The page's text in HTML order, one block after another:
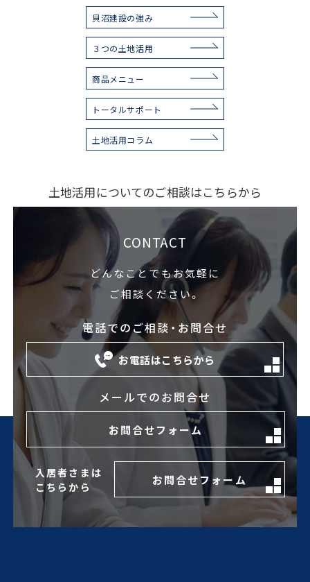
貝沼建設の強み
３つの土地活用
商品メニュー
トータルサポート
土地活用コラム
土地活用についてのご相談はこちらから
CONTACT
どんなことでもお気軽に
ご相談ください。
電話でのご相談・お問合せ
お電話はこちらから
メールでのお問合せ
お問合せフォーム
入居者さまは
こちらから
お問合せフォーム